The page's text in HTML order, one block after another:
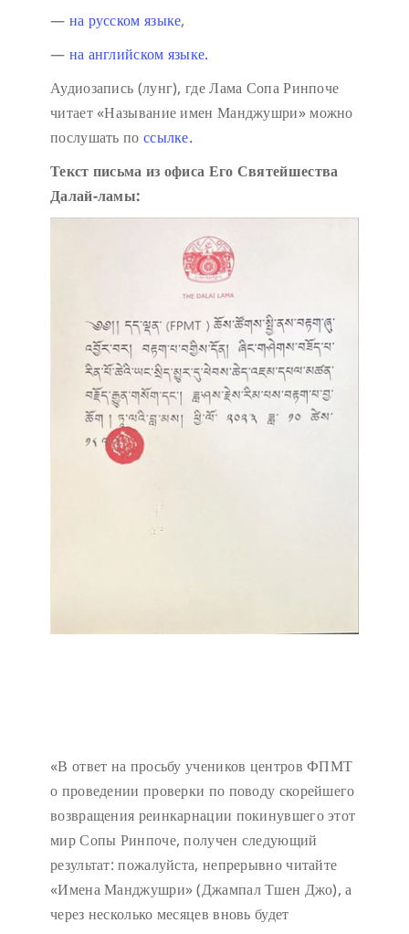
— на русском языке,
— на английском языке.
Аудиозапись (лунг), где Лама Сопа Ринпоче
читает «Называние имен Манджушри» можно
послушать по ссылке.
Текст письма из офиса Его Святейшества
Далай-ламы:
«В ответ на просьбу учеников центров ФПМТ
о проведении проверки по поводу скорейшего
возвращения реинкарнации покинувшего этот
мир Сопы Ринпоче, получен следующий
результат: пожалуйста, непрерывно читайте
«Имена Манджушри» (Джампал Тшен Джо), а
через несколько месяцев вновь будет